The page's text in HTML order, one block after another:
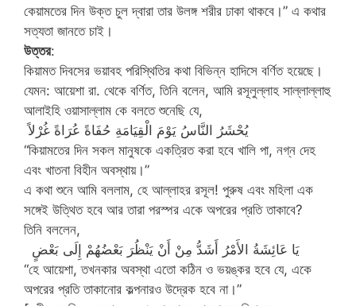
কেয়ামতের দিন উক্ত চুল দ্বারা তার উলঙ্গ শরীর ঢাকা থাকবে।” এ কথার
সত্যতা জানতে চাই।
উত্তর:
কিয়ামত দিবসের ভয়াবহ পরিস্থিতির কথা বিভিন্ন হাদিসে বর্ণিত হয়েছে।
যেমন: আয়েশা রা. থেকে বর্ণিত, তিনি বলেন, আমি রসূলুল্লাহ সাল্লাল্লাহু
আলাইহি ওয়াসাল্লাম কে বলতে শুনেছি যে,
يُحْشَرُ النَّاسُ يَوْمَ الْقِيَامَةِ حُفَاةً عُرَاةً غُرْلاً ‏
“কিয়ামতের দিন সকল মানুষকে একত্রিত করা হবে খালি পা, নগ্ন দেহ
এবং খাতনা বিহীন অবস্থায়।”
এ কথা শুনে আমি বললাম, হে আল্লাহর রসূল! পুরুষ এবং মহিলা এক
সঙ্গেই উত্থিত হবে আর তারা পরস্পর একে অপরের প্রতি তাকাবে?
তিনি বললেন,
‏ يَا عَائِشَةُ الأَمْرُ أَشَدُّ مِنْ أَنْ يَنْظُرَ بَعْضُهُمْ إِلَى بَعْضٍ ‏‏ ‏
“হে আয়েশা, তখনকার অবস্থা এতো কঠিন ও ভয়ঙ্কর হবে যে, একে
অপরের প্রতি তাকানোর কল্পনারও উদ্রেক হবে না।”